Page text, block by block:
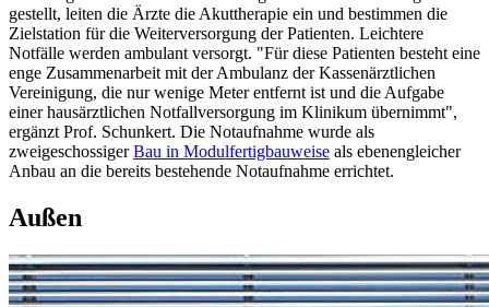
gestellt, leiten die Ärzte die Akuttherapie ein und bestimmen die
Zielstation für die Weiterversorgung der Patienten. Leichtere
Notfälle werden ambulant versorgt. "Für diese Patienten besteht eine
enge Zusammenarbeit mit der Ambulanz der Kassenärztlichen
Vereinigung, die nur wenige Meter entfernt ist und die Aufgabe
einer hausärztlichen Notfallversorgung im Klinikum übernimmt",
ergänzt Prof. Schunkert. Die Notaufnahme wurde als
zweigeschossigerBau in Modulfertigbauweise als ebenengleicher
Anbau an die bereits bestehende Notaufnahme errichtet.
Außen